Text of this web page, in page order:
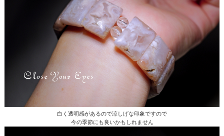
白く透明感があるので涼しげな印象ですので
今の季節にも良いかもしれません